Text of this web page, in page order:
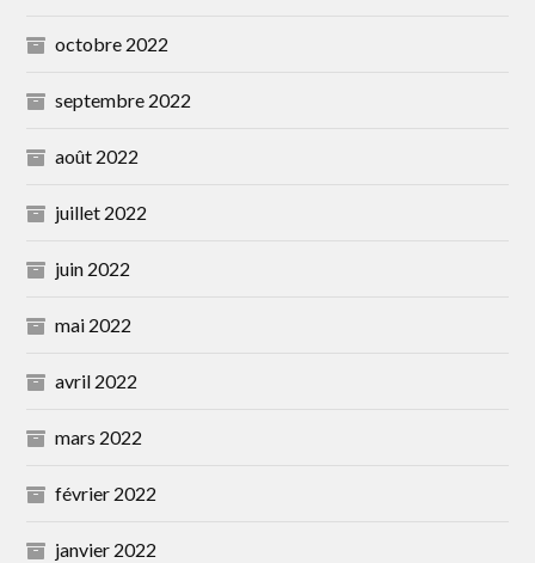
octobre 2022
septembre 2022
août 2022
juillet 2022
juin 2022
mai 2022
avril 2022
mars 2022
février 2022
janvier 2022